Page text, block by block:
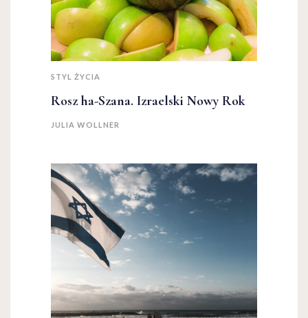
STYL ŻYCIA
Rosz ha-Szana. Izraelski Nowy Rok
JULIA WOLLNER